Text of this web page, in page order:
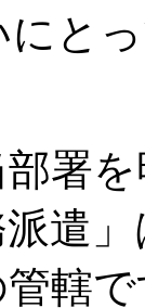
と
署
遣
轄